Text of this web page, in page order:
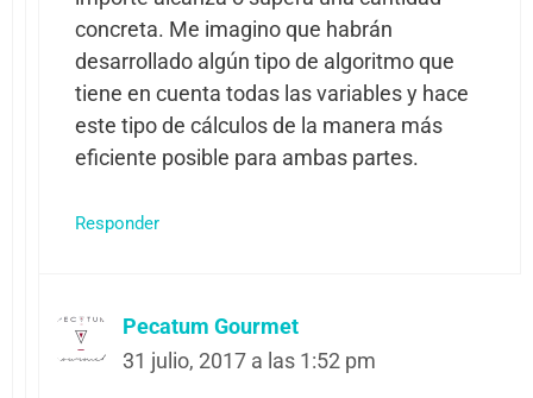
concreta. Me imagino que habrán
desarrollado algún tipo de algoritmo que
tiene en cuenta todas las variables y hace
este tipo de cálculos de la manera más
eficiente posible para ambas partes.
Responder
Pecatum Gourmet
31 julio, 2017 a las 1:52 pm